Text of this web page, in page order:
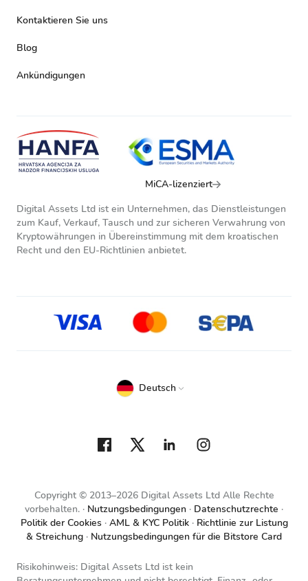
Kontaktieren Sie uns
Blog
Ankündigungen
MiCA-lizenziert
Digital Assets Ltd ist ein Unternehmen, das Dienstleistungen
zum Kauf, Verkauf, Tausch und zur sicheren Verwahrung von
Kryptowährungen in Übereinstimmung mit dem kroatischen
Recht und den EU-Richtlinien anbietet.
Copyright © 2013–2026 Digital Assets Ltd Alle Rechte
vorbehalten.
Nutzungsbedingungen
Datenschutzrechte
Politik der Cookies
AML & KYC Politik
Richtlinie zur Listung
& Streichung
Nutzungsbedingungen für die Bitstore Card
Deutsch
Risikohinweis: Digital Assets Ltd ist kein